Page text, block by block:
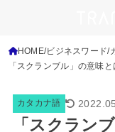
HOME ビジネスワード
「スクランブル」の意味
カタカナ語
「スクラン